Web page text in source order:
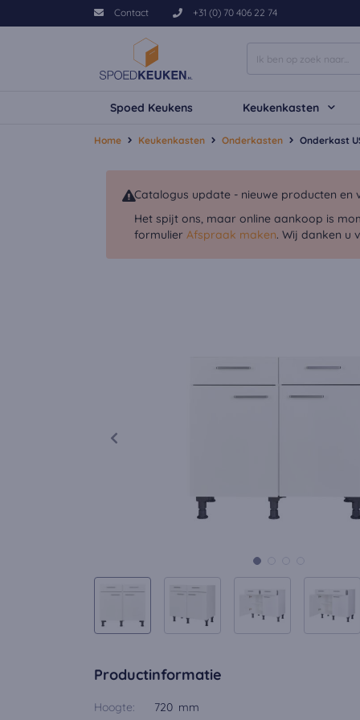
Contact +31 (0) 70 406 22 74
Spoed Keukens Keukenkasten
Home Keukenkasten Onderkasten Onderkast
Catalogus update - nieuwe producten
Het spijt ons, maar online aankoop is
formulier Afspraak maken. Wij danken u
Productinformatie
Hoogte:
720 mm